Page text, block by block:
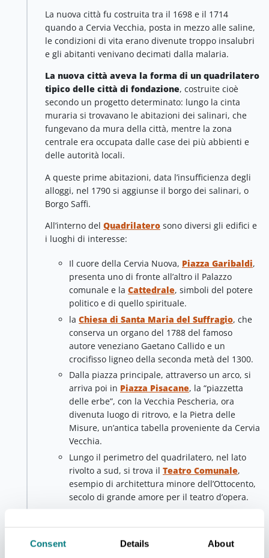
Consent Details About
La nuova città fu costruita tra il 1698 e il 1714
quando a Cervia Vecchia, posta in mezzo alle saline,
le condizioni di vita erano divenute troppo insalubri
e gli abitanti venivano decimati dalla malaria.
La nuova città aveva la forma di un quadrilatero
tipico delle città di fondazione, costruite cioè
secondo un progetto determinato: lungo la cinta
muraria si trovavano le abitazioni dei salinari, che
fungevano da mura della città, mentre la zona
centrale era occupata dalle case dei più abbienti e
delle autorità locali.
A queste prime abitazioni, data l’insufficienza degli
alloggi, nel 1790 si aggiunse il borgo dei salinari, o
Borgo Saffi.
All’interno del Quadrilatero sono diversi gli edifici e
i luoghi di interesse:
Il cuore della Cervia Nuova, Piazza Garibaldi,
presenta uno di fronte all’altro il Palazzo
comunale e la Cattedrale, simboli del potere
politico e di quello spirituale.
la Chiesa di Santa Maria del Suffragio, che
conserva un organo del 1788 del famoso
autore veneziano Gaetano Callido e un
crocifisso ligneo della seconda metà del 1300.
Dalla piazza principale, attraverso un arco, si
arriva poi in Piazza Pisacane, la “piazzetta
delle erbe”, con la Vecchia Pescheria, ora
divenuta luogo di ritrovo, e la Pietra delle
Misure, un’antica tabella proveniente da Cervia
Vecchia.
Lungo il perimetro del quadrilatero, nel lato
rivolto a sud, si trova il Teatro Comunale,
esempio di architettura minore dell’Ottocento,
secolo di grande amore per il teatro d’opera.
Ritornando sul porto canale e costeggiandolo verso